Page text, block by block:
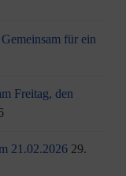
für ein
Freitag, den
21.02.2026 29.